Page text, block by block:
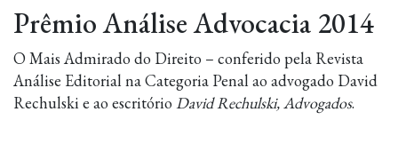
Prêmio Análise Advocacia 2014
O Mais Admirado do Direito – conferido pela Revista
Análise Editorial na Categoria Penal ao advogado David
Rechulski e ao escritório David Rechulski, Advogados.